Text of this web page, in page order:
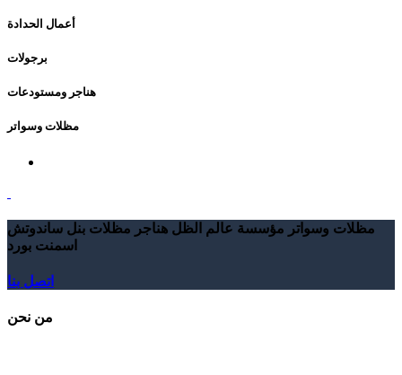
أعمال الحدادة
برجولات
هناجر ومستودعات
مظلات وسواتر
مظلات وسواتر مؤسسة عالم الظل هناجر مظلات بنل ساندوتش
اسمنت بورد
اتصل بنا
من نحن